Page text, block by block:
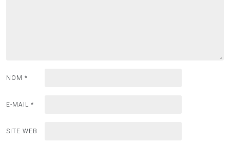
NOM *
E-MAIL *
SITE WEB